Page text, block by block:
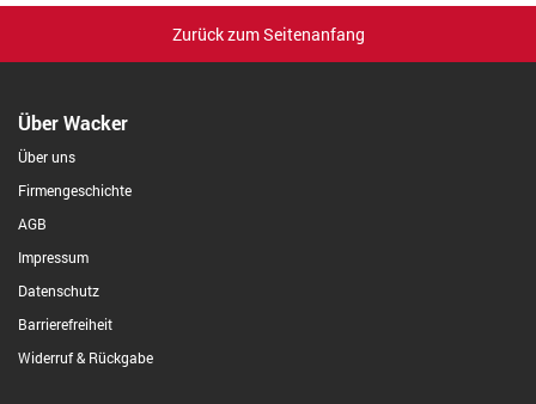
Zurück zum Seitenanfang
Über Wacker
Über uns
Firmengeschichte
AGB
Impressum
Datenschutz
Barrierefreiheit
Widerruf & Rückgabe